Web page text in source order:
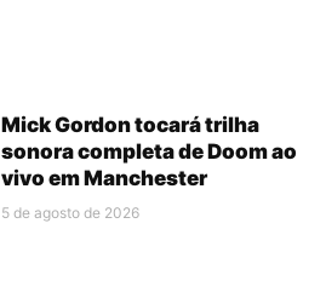
Mick Gordon tocará trilha
sonora completa de Doom ao
vivo em Manchester
5 de agosto de 2026